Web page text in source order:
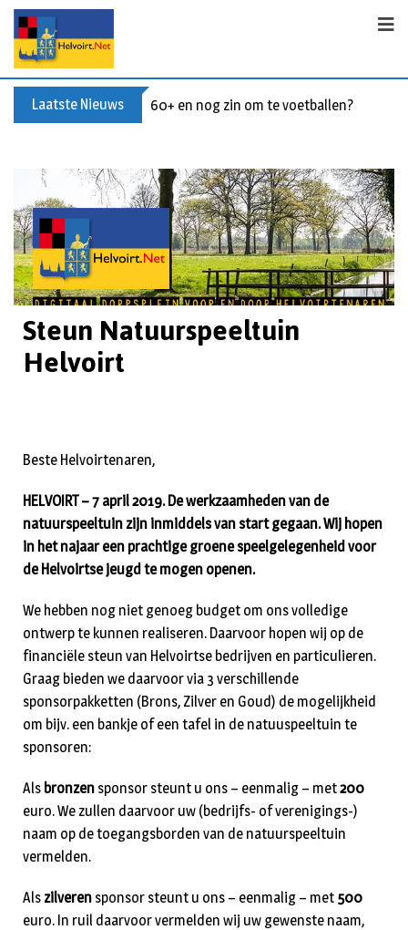
Laatste Nieuws 60+ en nog zin om te voetballen? Kom
Steun Natuurspeeltuin
Helvoirt
Beste Helvoirtenaren,
HELVOIRT – 7 april 2019. De werkzaamheden van de
natuurspeeltuin zijn inmiddels van start gegaan. Wij hopen
in het najaar een prachtige groene speelgelegenheid voor
de Helvoirtse jeugd te mogen openen.
We hebben nog niet genoeg budget om ons volledige
ontwerp te kunnen realiseren. Daarvoor hopen wij op de
financiële steun van Helvoirtse bedrijven en particulieren.
Graag bieden we daarvoor via 3 verschillende
sponsorpakketten (Brons, Zilver en Goud) de mogelijkheid
om bijv. een bankje of een tafel in de natuuspeeltuin te
sponsoren:
Als bronzen sponsor steunt u ons – eenmalig – met200
euro. We zullen daarvoor uw (bedrijfs- of verenigings-)
naam op de toegangsborden van de natuurspeeltuin
vermelden.
Als zilveren sponsor steunt u ons – eenmalig – met 500
euro. In ruil daarvoor vermelden wij uw gewenste naam,